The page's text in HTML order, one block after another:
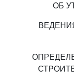
ОБ